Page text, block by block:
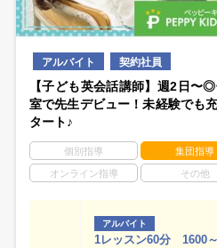
アルバイト 契約社員
【子ども英会話講師】週2日〜
室で先生デビュー！未経験でも
タート♪
個別指導 集団指導
オンライン指導 その他
アルバイト
1レッスン60分 1600